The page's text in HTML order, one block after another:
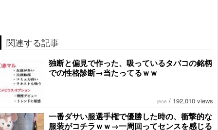
関連する記事
独断と偏見で作った、吸っているタバコの銘柄
での性格診断→当たってるｗｗ
jene / 192,010 views
一番ダサい服選手権で優勝した時の、衝撃的な
服装がコチラｗｗ→一周回ってセンスを感じる